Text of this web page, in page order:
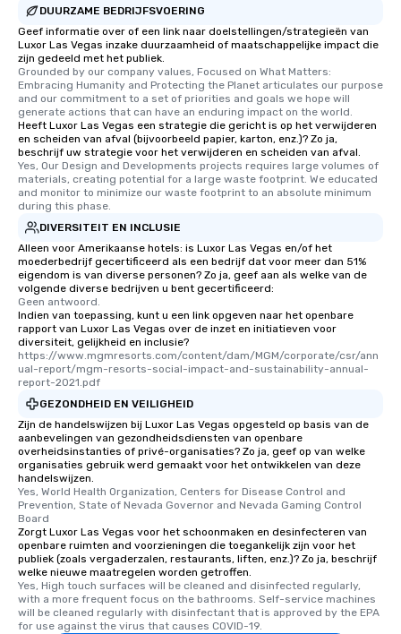
DUURZAME BEDRIJFSVOERING
Geef informatie over of een link naar doelstellingen/strategieën van
Luxor Las Vegas inzake duurzaamheid of maatschappelijke impact die
zijn gedeeld met het publiek.
Grounded by our company values, Focused on What Matters:
Embracing Humanity and Protecting the Planet articulates our purpose
and our commitment to a set of priorities and goals we hope will
generate actions that can have an enduring impact on the world.
Heeft Luxor Las Vegas een strategie die gericht is op het verwijderen
en scheiden van afval (bijvoorbeeld papier, karton, enz.)? Zo ja,
beschrijf uw strategie voor het verwijderen en scheiden van afval.
Yes, Our Design and Developments projects requires large volumes of
materials, creating potential for a large waste footprint. We educated
and monitor to minimize our waste footprint to an absolute minimum
during this phase.
DIVERSITEIT EN INCLUSIE
Alleen voor Amerikaanse hotels: is Luxor Las Vegas en/of het
moederbedrijf gecertificeerd als een bedrijf dat voor meer dan 51%
eigendom is van diverse personen? Zo ja, geef aan als welke van de
volgende diverse bedrijven u bent gecertificeerd:
Geen antwoord.
Indien van toepassing, kunt u een link opgeven naar het openbare
rapport van Luxor Las Vegas over de inzet en initiatieven voor
diversiteit, gelijkheid en inclusie?
https://www.mgmresorts.com/content/dam/MGM/corporate/csr/ann
ual-report/mgm-resorts-social-impact-and-sustainability-annual-
report-2021.pdf
GEZONDHEID EN VEILIGHEID
Zijn de handelswijzen bij Luxor Las Vegas opgesteld op basis van de
aanbevelingen van gezondheidsdiensten van openbare
overheidsinstanties of privé-organisaties? Zo ja, geef op van welke
organisaties gebruik werd gemaakt voor het ontwikkelen van deze
handelswijzen.
Yes, World Health Organization, Centers for Disease Control and
Prevention, State of Nevada Governor and Nevada Gaming Control
Board
Zorgt Luxor Las Vegas voor het schoonmaken en desinfecteren van
openbare ruimten and voorzieningen die toegankelijk zijn voor het
publiek (zoals vergaderzalen, restaurants, liften, enz.)? Zo ja, beschrijf
welke nieuwe maatregelen worden getroffen.
Yes, High touch surfaces will be cleaned and disinfected regularly,
with a more frequent focus on the bathrooms. Self-service machines
will be cleaned regularly with disinfectant that is approved by the EPA
for use against the virus that causes COVID-19.